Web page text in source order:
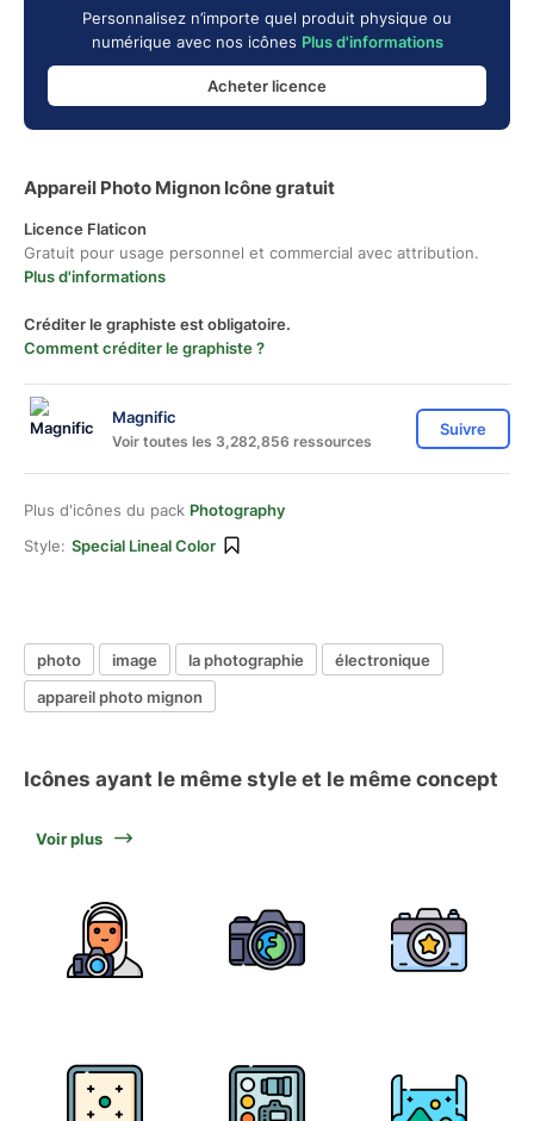
Personnalisez n’importe quel produit physique ou
numérique avec nos icônes Plus d'informations
Acheter licence
Appareil Photo Mignon Icône gratuit
Licence Flaticon
Gratuit pour usage personnel et commercial avec attribution.
Plus d'informations
Créditer le graphiste est obligatoire.
Comment créditer le graphiste ?
Magnific
Voir toutes les 3,282,856 ressources
Suivre
Plus d'icônes du pack Photography
Style: Special Lineal Color
photo image la photographie
électronique
appareil photo mignon
Icônes ayant le même style et le même concept
Voir plus